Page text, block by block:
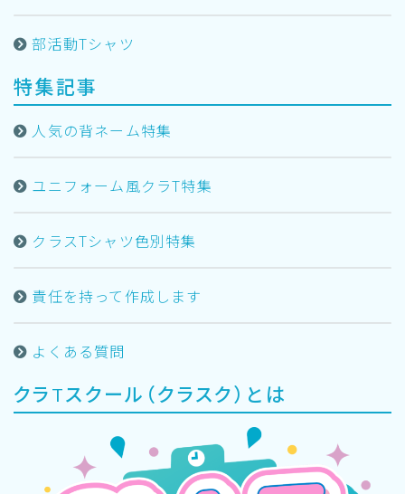
部活動Tシャツ
特集記事
人気の背ネーム特集
ユニフォーム風クラT特集
クラスTシャツ色別特集
責任を持って作成します
よくある質問
クラTスクール（クラスク）とは